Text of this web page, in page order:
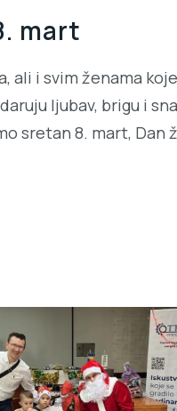
mart
ali i svim ženama koje
ljubav, brigu i
sretan 8. mart, Dan